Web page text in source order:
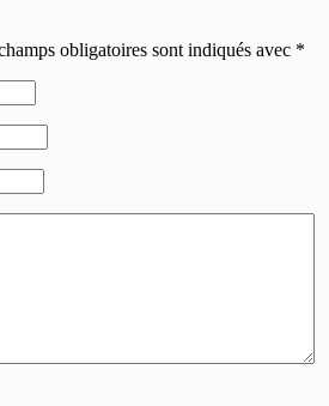
obligatoires sont indiqués avec *